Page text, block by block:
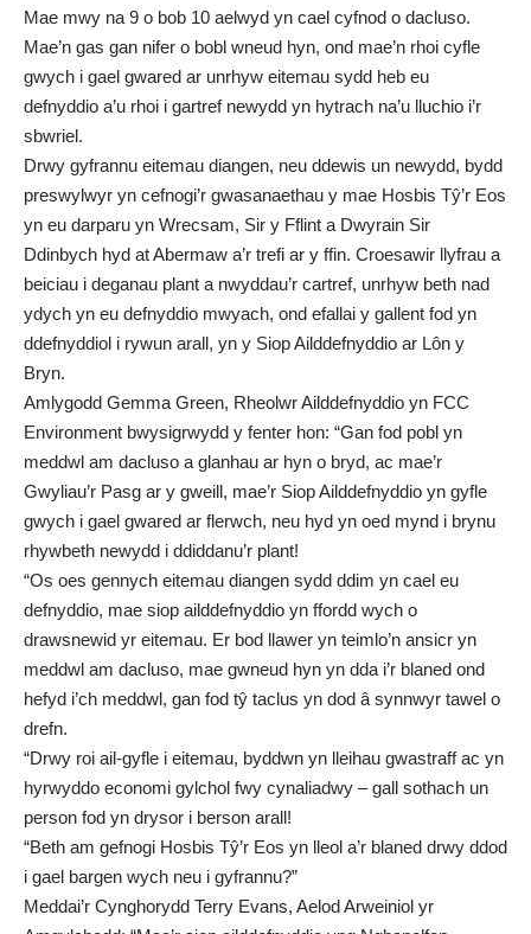
Mae mwy na 9 o bob 10 aelwyd yn cael cyfnod o dacluso.
Mae’n gas gan nifer o bobl wneud hyn, ond mae’n rhoi cyfle
gwych i gael gwared ar unrhyw eitemau sydd heb eu
defnyddio a’u rhoi i gartref newydd yn hytrach na’u lluchio i’r
sbwriel.
Drwy gyfrannu eitemau diangen, neu ddewis un newydd, bydd
preswylwyr yn cefnogi’r gwasanaethau y mae Hosbis Tŷ’r Eos
yn eu darparu yn Wrecsam, Sir y Fflint a Dwyrain Sir
Ddinbych hyd at Abermaw a’r trefi ar y ffin. Croesawir llyfrau a
beiciau i deganau plant a nwyddau’r cartref, unrhyw beth nad
ydych yn eu defnyddio mwyach, ond efallai y gallent fod yn
ddefnyddiol i rywun arall, yn y Siop Ailddefnyddio ar Lôn y
Bryn.
Amlygodd Gemma Green, Rheolwr Ailddefnyddio yn FCC
Environment bwysigrwydd y fenter hon: “Gan fod pobl yn
meddwl am dacluso a glanhau ar hyn o bryd, ac mae’r
Gwyliau’r Pasg ar y gweill, mae’r Siop Ailddefnyddio yn gyfle
gwych i gael gwared ar flerwch, neu hyd yn oed mynd i brynu
rhywbeth newydd i ddiddanu’r plant!
“Os oes gennych eitemau diangen sydd ddim yn cael eu
defnyddio, mae siop ailddefnyddio yn ffordd wych o
drawsnewid yr eitemau. Er bod llawer yn teimlo’n ansicr yn
meddwl am dacluso, mae gwneud hyn yn dda i’r blaned ond
hefyd i’ch meddwl, gan fod tŷ taclus yn dod â synnwyr tawel o
drefn.
“Drwy roi ail-gyfle i eitemau, byddwn yn lleihau gwastraff ac yn
hyrwyddo economi gylchol fwy cynaliadwy – gall sothach un
person fod yn drysor i berson arall!
“Beth am gefnogi Hosbis Tŷ’r Eos yn lleol a’r blaned drwy ddod
i gael bargen wych neu i gyfrannu?”
Meddai’r Cynghorydd Terry Evans, Aelod Arweiniol yr